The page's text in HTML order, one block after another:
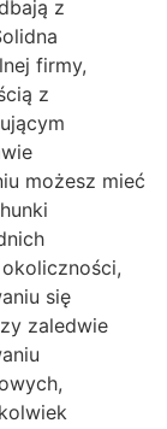
z
firmy,
z
możesz mieć
się
zaledwie